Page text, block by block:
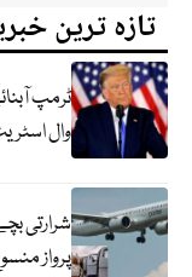
تازہ ترین
ٹرمپ
وال
شرارتی
پرواز